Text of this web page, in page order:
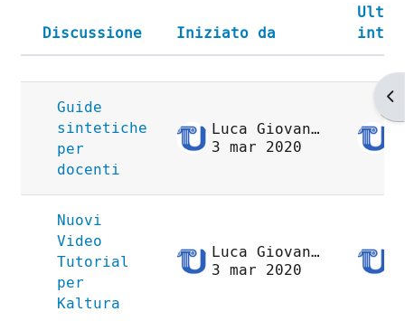
Elenco delle discussioni.
Stato
Discussione Iniziato da
Guide
sintetiche
per
docenti
Luca Giovanni Arese
3 mar 2020
Nuovi
Video
Tutorial
per
Kaltura
Luca Giovanni Arese
3 mar 2020